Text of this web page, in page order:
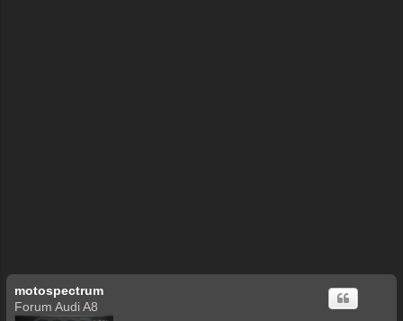
motospectrum
Forum Audi A8